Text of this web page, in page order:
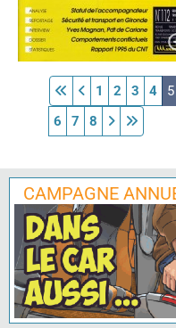
1 2 3 4
5
6
7 8
CAMPAGNE